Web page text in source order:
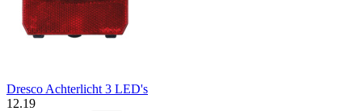
Dresco Achterlicht 3 LED's
12.19